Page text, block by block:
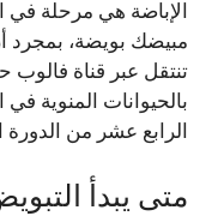
الإباضة هي مرحلة في
مبيضك بويضة، بمجرد
تنتقل عبر قناة فالوب
بالحيوانات المنوية
الرابع عشر من الدورة
متى يبدأ